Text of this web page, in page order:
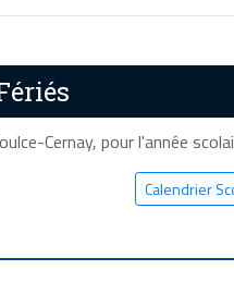
Cernay, pour l'année
Calendrier